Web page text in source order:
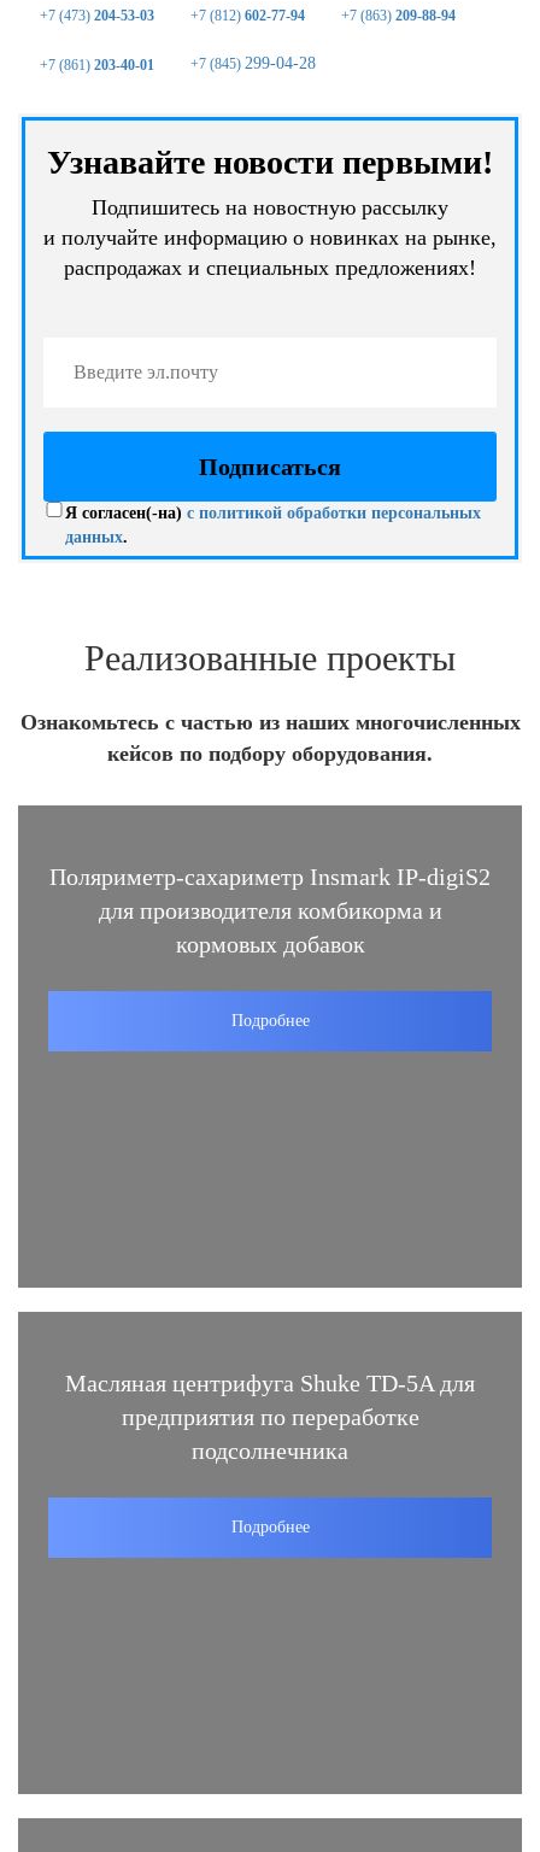
+7 (473) 204-53-03 +7 (812) 602-77-94 +7 (863) 209-88-94
+7 (861) 203-40-01 +7 (845) 299-04-28
Узнавайте новости первыми!
Подпишитесь на новостную рассылку
и получайте информацию о новинках на рынке,
распродажах и специальных предложениях!
Я согласен(-на) с политикой обработки персональных
данных.
Реализованные проекты
Ознакомьтесь с частью из наших многочисленных
кейсов по подбору оборудования.
Поляриметр-сахариметр Insmark IP-digiS2
для производителя комбикорма и
кормовых добавок
Подробнее
Масляная центрифуга Shuke TD-5A для
предприятия по переработке
подсолнечника
Подробнее